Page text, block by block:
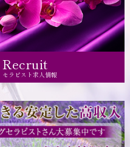
Recruit
セラピスト求人情報